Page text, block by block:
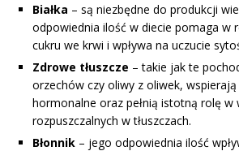
Białka – są niezbędne do produkcji
odpowiednia ilość w diecie pomaga w
cukru we krwi i wpływa na uczucie
Zdrowe tłuszcze – takie jak te
orzechów czy oliwy z oliwek,
hormonalne oraz pełnią istotną rolę w
rozpuszczalnych w tłuszczach.
Błonnik – jego odpowiednia ilość